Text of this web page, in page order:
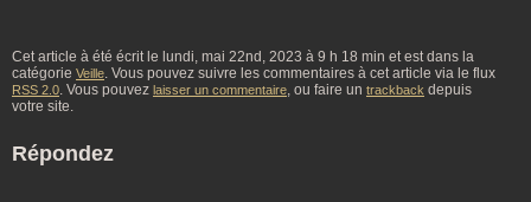
Cet article à été écrit le lundi, mai 22nd, 2023 à 9 h 18 min et est dans la
catégorie Veille. Vous pouvez suivre les commentaires à cet article via le flux
RSS 2.0. Vous pouvez laisser un commentaire, ou faire un trackback depuis
votre site.
Répondez